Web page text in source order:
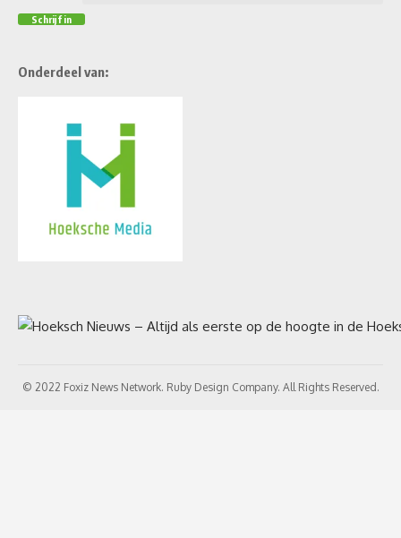
Onderdeel van:
© 2022 Foxiz News Network. Ruby Design Company. All Rights Reserved.